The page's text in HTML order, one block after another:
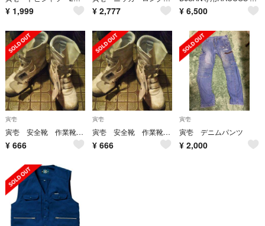
¥ 1,999 ¥ 2,777 ¥ 6,500
寅壱
寅壱 安全靴 作業靴 白 29cm
¥ 666
寅壱
寅壱 安全靴 作業靴 白 29cm
¥ 666
寅壱
寅壱 デニムパンツ
¥ 2,000